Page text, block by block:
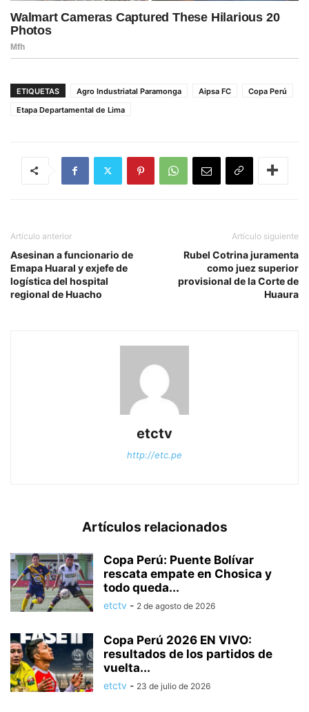
ETIQUETAS Agro Industriatal Paramonga Aipsa FC
Copa Perú
Etapa Departamental de Lima
Artículo anterior
Asesinan a funcionario de
Emapa Huaral y exjefe de
logística del hospital
regional de Huacho
Artículo siguiente
Rubel Cotrina juramenta
como juez superior
provisional de la Corte de
Huaura
etctv
http://etc.pe
Artículos relacionados
Copa Perú: Puente Bolívar
rescata empate en Chosica y
todo queda...
etctv - 2 de agosto de 2026
Copa Perú 2026 EN VIVO:
resultados de los partidos de
vuelta...
etctv - 23 de julio de 2026